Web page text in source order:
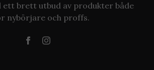
ett brett utbud av produkter både
nybörjare och proffs.